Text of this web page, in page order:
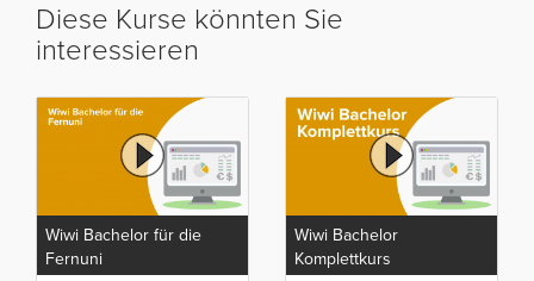
Diese Kurse könnten Sie
interessieren
Wiwi Bachelor für die
Fernuni
Wiwi Bachelor
Komplettkurs